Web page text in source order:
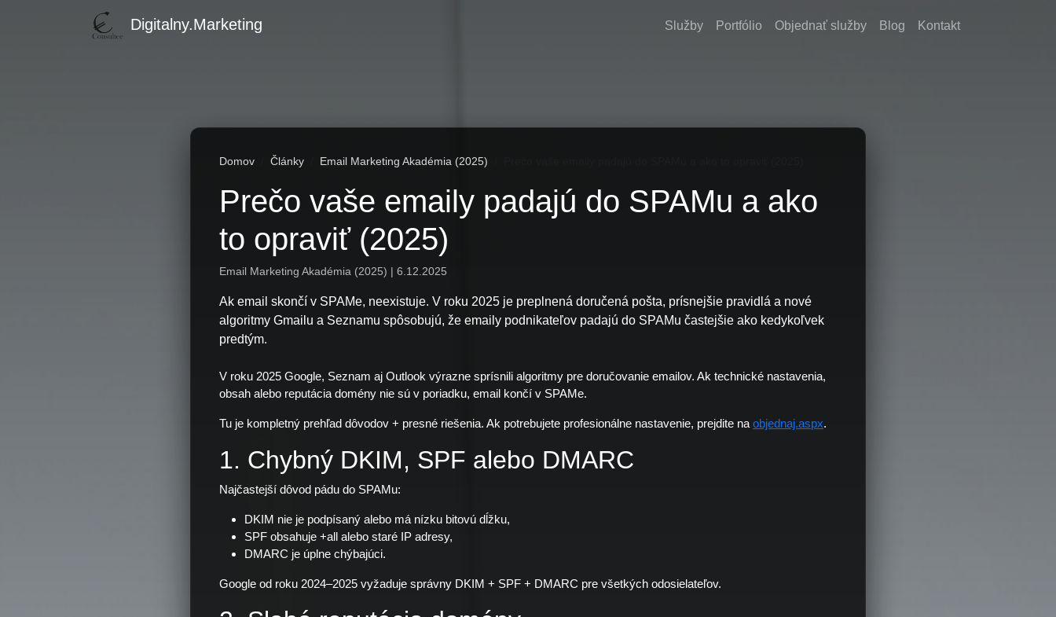
Digitalny.Marketing Služby Portfólio Objednať služby Blog Kontakt
Domov Články Email Marketing Akadémia (2025)
Prečo vaše emaily padajú do SPAMu a ako
to opraviť (2025)
Email Marketing Akadémia (2025) | 6.12.2025
Ak email skončí v SPAMe, neexistuje. V roku 2025 je preplnená doručená pošta, prísnejšie pravidlá a nové
algoritmy Gmailu a Seznamu spôsobujú, že emaily podnikateľov padajú do SPAMu častejšie ako kedykoľvek
predtým.
V roku 2025 Google, Seznam aj Outlook výrazne sprísnili algoritmy pre doručovanie emailov. Ak technické nastavenia,
obsah alebo reputácia domény nie sú v poriadku, email končí v SPAMe.
Tu je kompletný prehľad dôvodov + presné riešenia. Ak potrebujete profesionálne nastavenie, prejdite na objednaj.aspx.
1. Chybný DKIM, SPF alebo DMARC
Najčastejší dôvod pádu do SPAMu:
DKIM nie je podpísaný alebo má nízku bitovú dĺžku,
SPF obsahuje +all alebo staré IP adresy,
DMARC je úplne chýbajúci.
Google od roku 2024–2025 vyžaduje správny DKIM + SPF + DMARC pre všetkých odosielateľov.